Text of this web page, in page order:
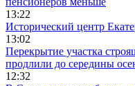
13:22
Исторический центр
13:02
Перекрытие участка
продлили до середины
12:32